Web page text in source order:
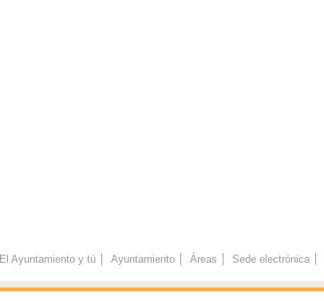
El Ayuntamiento y tú Ayuntamiento Áreas Sede electrónica